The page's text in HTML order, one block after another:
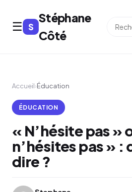
☰ S
Stéphane
Côté
Accueil›Éducation
ÉDUCATION
« N’hésite pas »
n’hésites pas »
dire ?